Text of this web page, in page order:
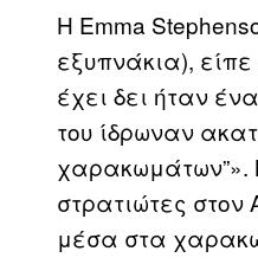
Η Emma
εξυπνάκια), είπε
έχει δει ήταν
του ίδρωναν
χαρακωμάτων”».
στρατιώτες
μέσα στα